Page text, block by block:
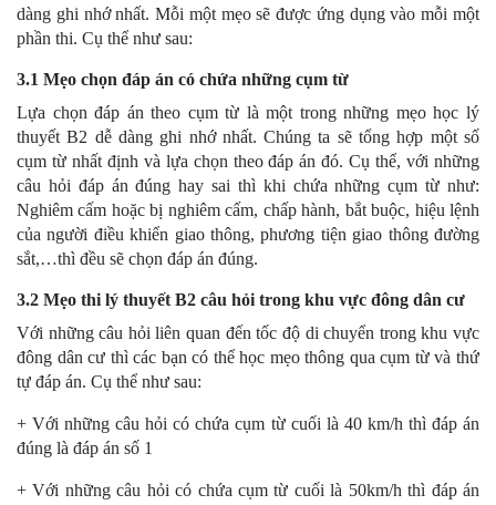
dàng ghi nhớ nhất. Mỗi một mẹo sẽ được ứng dụng vào mỗi một
phần thi. Cụ thể như sau:
3.1 Mẹo chọn đáp án có chứa những cụm từ
Lựa chọn đáp án theo cụm từ là một trong những mẹo học lý
thuyết B2 dễ dàng ghi nhớ nhất. Chúng ta sẽ tổng hợp một số
cụm từ nhất định và lựa chọn theo đáp án đó. Cụ thể, với những
câu hỏi đáp án đúng hay sai thì khi chứa những cụm từ như:
Nghiêm cấm hoặc bị nghiêm cấm, chấp hành, bắt buộc, hiệu lệnh
của người điều khiển giao thông, phương tiện giao thông đường
sắt,…thì đều sẽ chọn đáp án đúng.
3.2 Mẹo thi lý thuyết B2 câu hỏi trong khu vực đông dân cư
Với những câu hỏi liên quan đến tốc độ di chuyển trong khu vực
đông dân cư thì các bạn có thể học mẹo thông qua cụm từ và thứ
tự đáp án. Cụ thể như sau:
+ Với những câu hỏi có chứa cụm từ cuối là 40 km/h thì đáp án
đúng là đáp án số 1
+ Với những câu hỏi có chứa cụm từ cuối là 50km/h thì đáp án